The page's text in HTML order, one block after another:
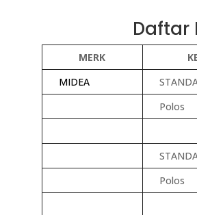
Daftar
MERK
MIDEA
Polos
Polos